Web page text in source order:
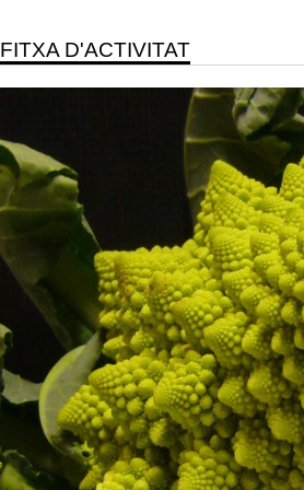
FITXA D'ACTIVITAT